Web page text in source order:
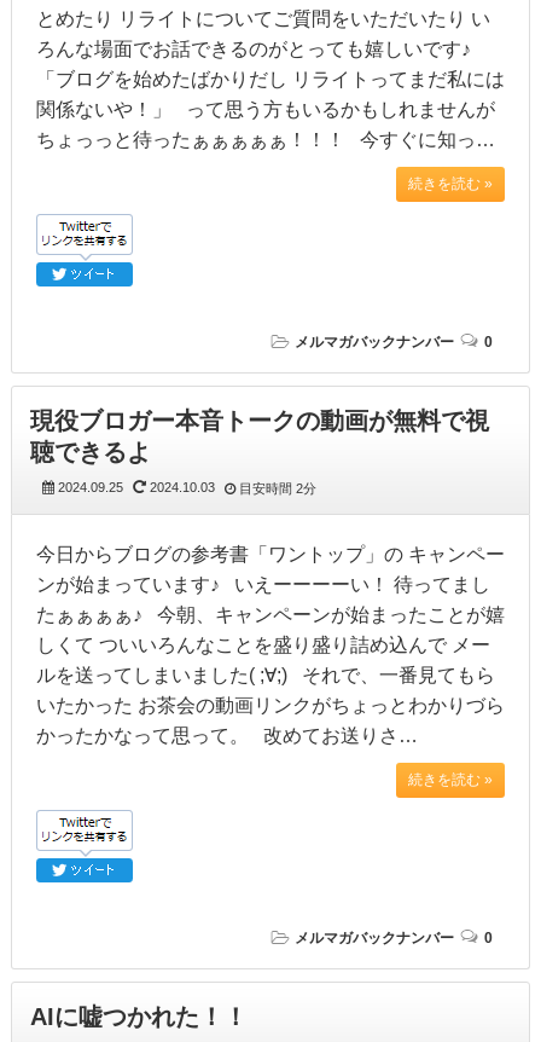
とめたり リライトについてご質問をいただいたり い
ろんな場面でお話できるのがとっても嬉しいです♪
「ブログを始めたばかりだし リライトってまだ私には
関係ないや！」 って思う方もいるかもしれませんが
ちょっっと待ったぁぁぁぁぁ！！！ 今すぐに知っ…
続きを読む »
メルマガバックナンバー 0
現役ブロガー本音トークの動画が無料で視
聴できるよ
2024.09.25 2024.10.03 目安時間 2分
今日からブログの参考書「ワントップ」の キャンペー
ンが始まっています♪ いえーーーーい！ 待ってまし
たぁぁぁぁ♪ 今朝、キャンペーンが始まったことが嬉
しくて ついいろんなことを盛り盛り詰め込んで メー
ルを送ってしまいました( ;∀;) それで、一番見てもら
いたかった お茶会の動画リンクがちょっとわかりづら
かったかなって思って。 改めてお送りさ…
続きを読む »
メルマガバックナンバー 0
AIに嘘つかれた！！